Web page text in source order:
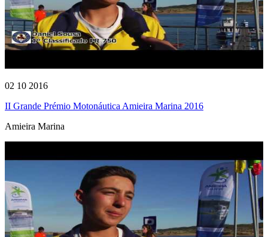
02 10 2016
II Grande Prémio Motonáutica Amieira Marina 2016
Amieira Marina